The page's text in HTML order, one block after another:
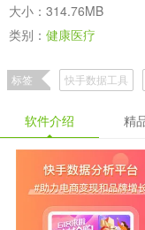
大小：314.76MB
类别： 健康医疗
标签 快手数据工具
软件介绍 精